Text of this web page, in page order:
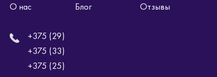
О нас
Блог Отзывы
+375 (29)
+375 (33)
+375 (25)